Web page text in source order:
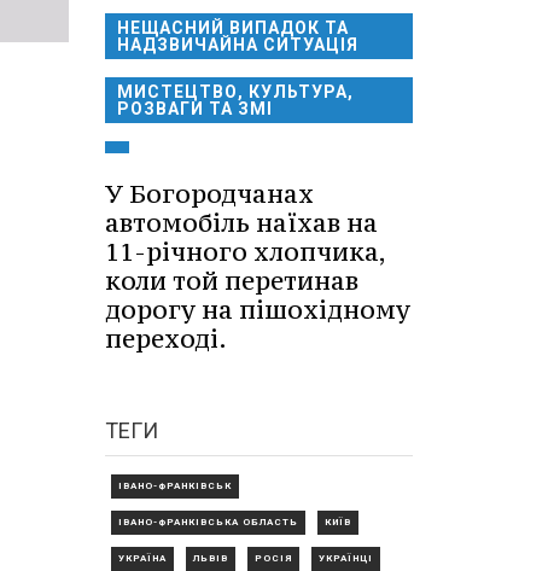
НЕЩАСНИЙ ВИПАДОК ТА
НАДЗВИЧАЙНА СИТУАЦІЯ
МИСТЕЦТВО, КУЛЬТУРА,
РОЗВАГИ ТА ЗМІ
У Богородчанах
автомобіль наїхав на
11-річного хлопчика,
коли той перетинав
дорогу на пішохідному
переході.
ТЕГИ
ІВАНО-ФРАНКІВСЬК
ІВАНО-ФРАНКІВСЬКА ОБЛАСТЬ КИЇВ
УКРАЇНА ЛЬВІВ РОСІЯ УКРАЇНЦІ